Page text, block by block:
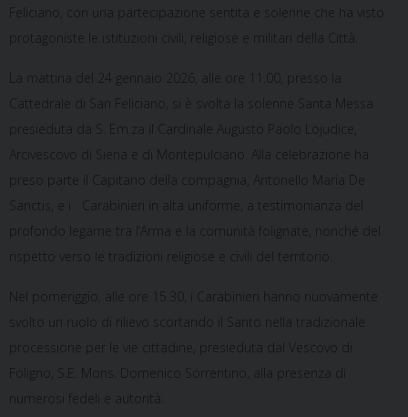
Feliciano, con una partecipazione sentita e solenne che ha visto
protagoniste le istituzioni civili, religiose e militari della Città.
La mattina del 24 gennaio 2026, alle ore 11.00, presso la
Cattedrale di San Feliciano, si è svolta la solenne Santa Messa
presieduta da S. Em.za il Cardinale Augusto Paolo Lojudice,
Arcivescovo di Siena e di Montepulciano. Alla celebrazione ha
preso parte il Capitano della compagnia, Antonello Maria De
Sanctis, e i Carabinieri in alta uniforme, a testimonianza del
profondo legame tra l’Arma e la comunità folignate, nonché del
rispetto verso le tradizioni religiose e civili del territorio.
Nel pomeriggio, alle ore 15.30, i Carabinieri hanno nuovamente
svolto un ruolo di rilievo scortando il Santo nella tradizionale
processione per le vie cittadine, presieduta dal Vescovo di
Foligno, S.E. Mons. Domenico Sorrentino, alla presenza di
numerosi fedeli e autorità.